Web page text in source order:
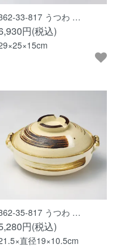
33-817 うつわ …
円(税込)
35-817 うつわ …
円(税込)
直径19×10.5cm